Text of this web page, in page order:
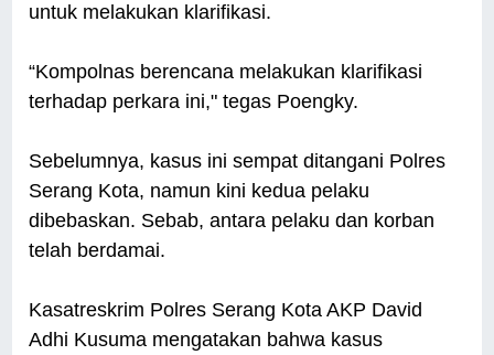
untuk melakukan klarifikasi.
“Kompolnas berencana melakukan klarifikasi
terhadap perkara ini," tegas Poengky.
Sebelumnya, kasus ini sempat ditangani Polres
Serang Kota, namun kini kedua pelaku
dibebaskan. Sebab, antara pelaku dan korban
telah berdamai.
Kasatreskrim Polres Serang Kota AKP David
Adhi Kusuma mengatakan bahwa kasus